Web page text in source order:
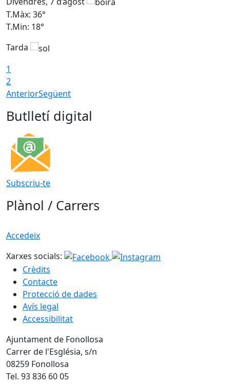
T.Màx: 36°
T.Min: 18°
Tarda
1
2
AnteriorSegüent
Butlletí digital
Subscriu-te
Plànol / Carrers
Accedeix
Xarxes socials:
Crèdits
Contacte
Protecció de dades
Avís legal
Accessibilitat
Ajuntament de Fonollosa
Carrer de l'Església, s/n
08259 Fonollosa
Tel. 93 836 60 05